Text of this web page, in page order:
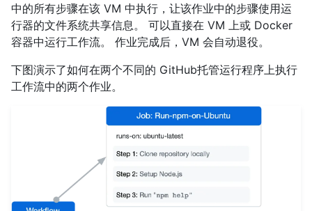
中的所有步骤在该 VM 中执行，让该作业中的步骤使用运
行器的文件系统共享信息。 可以直接在 VM 上或 Docker
容器中运行工作流。 作业完成后，VM 会自动退役。
下图演示了如何在两个不同的 GitHub托管运行程序上执行
工作流中的两个作业。